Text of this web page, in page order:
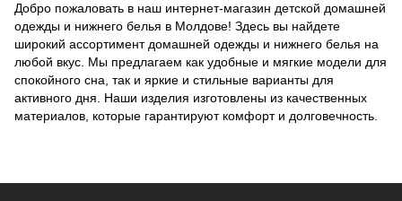
Добро пожаловать в наш интернет-магазин детской домашней
одежды и нижнего белья в Молдове! Здесь вы найдете
широкий ассортимент домашней одежды и нижнего белья на
любой вкус. Мы предлагаем как удобные и мягкие модели для
спокойного сна, так и яркие и стильные варианты для
активного дня. Наши изделия изготовлены из качественных
материалов, которые гарантируют комфорт и долговечность.